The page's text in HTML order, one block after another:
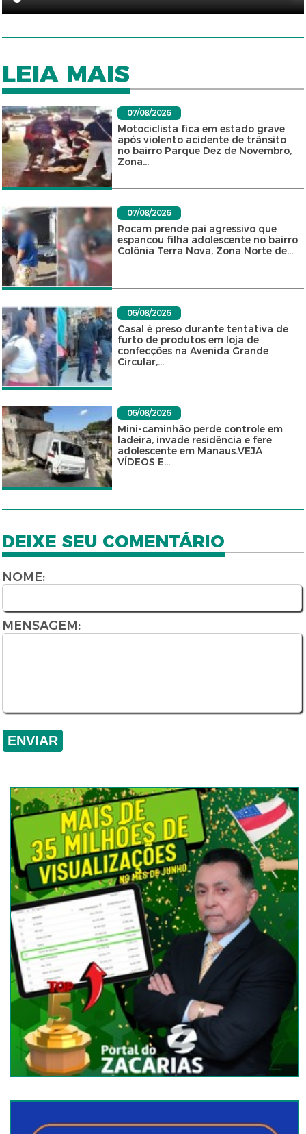
LEIA MAIS
07/08/2026
Motociclista fica em estado grave
após violento acidente de trânsito
no bairro Parque Dez de Novembro,
Zona...
07/08/2026
Rocam prende pai agressivo que
espancou filha adolescente no bairro
Colônia Terra Nova, Zona Norte de...
06/08/2026
Casal é preso durante tentativa de
furto de produtos em loja de
confecções na Avenida Grande
Circular,...
06/08/2026
Mini-caminhão perde controle em
ladeira, invade residência e fere
adolescente em Manaus.VEJA
VÍDEOS E...
DEIXE SEU COMENTÁRIO
NOME:
MENSAGEM: